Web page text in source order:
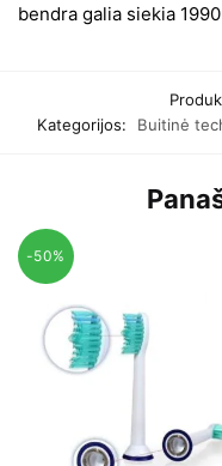
bendra galia siekia
Kategorijos:
Buitinė
-50%